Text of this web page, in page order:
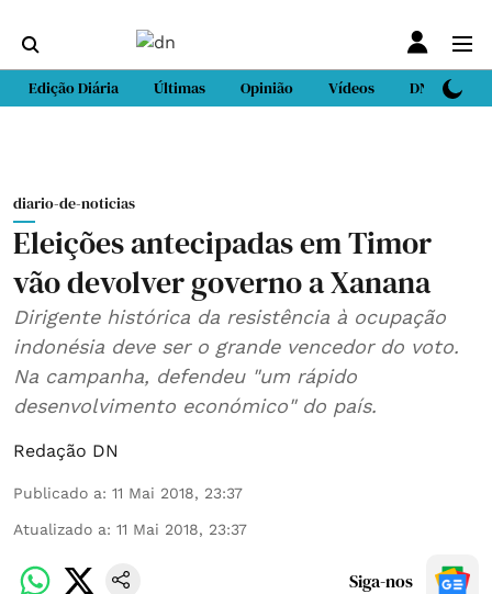
Edição Diária Últimas Opinião Vídeos DN Sport
diario-de-noticias
Eleições antecipadas em Timor
vão devolver governo a Xanana
Dirigente histórica da resistência à ocupação
indonésia deve ser o grande vencedor do voto.
Na campanha, defendeu "um rápido
desenvolvimento económico" do país.
Redação DN
Publicado a: 11 Mai 2018, 23:37
Atualizado a: 11 Mai 2018, 23:37
Siga-nos